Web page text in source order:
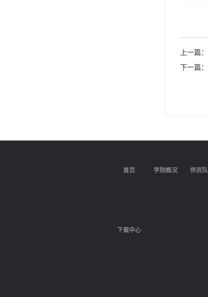
上一篇：
下一篇：
首页 学院概况 师资
下载中心